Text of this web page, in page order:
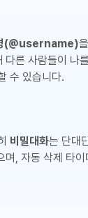
(@username)
른 사람들이 나
수 있습니다.
비밀대화는 단대
, 자동 삭제 타이